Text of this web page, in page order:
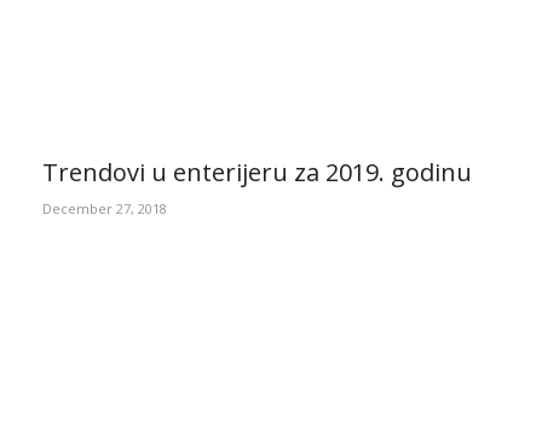
Trendovi u enterijeru za 2019. godinu
December 27, 2018